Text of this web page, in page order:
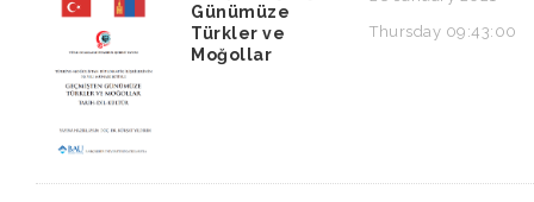
Günümüze
Türkler ve
Moğollar
Thursday 09:43:00